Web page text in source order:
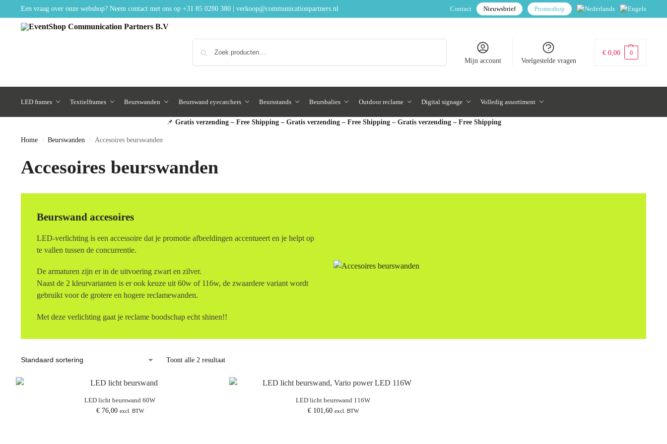
Een vraag over onze webshop? Neem contact met ons op +31 85 0280 380| verkoop@communicationpartners.nl Contact Nieuwsbrief Promoshop
Mijn account Veelgestelde vragen
€ 0,00 0
LED frames Textielframes Beurswanden Beurswand eyecatchers Beursstands Beursbalies Outdoor reclame Digital signage Volledig assortiment
📌 Gratis verzending – Free Shipping – Gratis verzending – Free Shipping – Gratis verzending – Free Shipping
Home / Beurswanden / Accesoires beurswanden
Accesoires beurswanden
Beurswand accesoires
LED-verlichting is een accessoire dat je promotie afbeeldingen accentueert en je helpt op
te vallen tussen de concurrentie.
De armaturen zijn er in de uitvoering zwart en zilver.
Naast de 2 kleurvarianten is er ook keuze uit 60w of 116w, de zwaardere variant wordt
gebruikt voor de grotere en hogere reclamewanden.
Met deze verlichting gaat je reclame boodschap echt shinen!!
Toont alle 2 resultaat
LED licht beurswand 60W
€76,00 excl. BTW
LED licht beurswand 116W
€101,60 excl. BTW